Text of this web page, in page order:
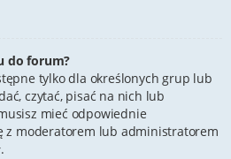
do forum?
tylko dla określonych grup lub
czytać, pisać na nich lub
mieć odpowiednie
z moderatorem lub administratorem